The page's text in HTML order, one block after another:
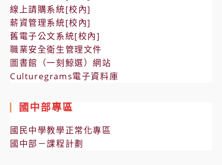
線上請購系統[校內]
薪資管理系統[校內]
舊電子公文系統[校內]
職業安全衛生管理文件
圖書館（一刻鯨選）網站
Culturegrams電子資料庫
國中部專區
國民中學教學正常化專區
國中部－課程計劃